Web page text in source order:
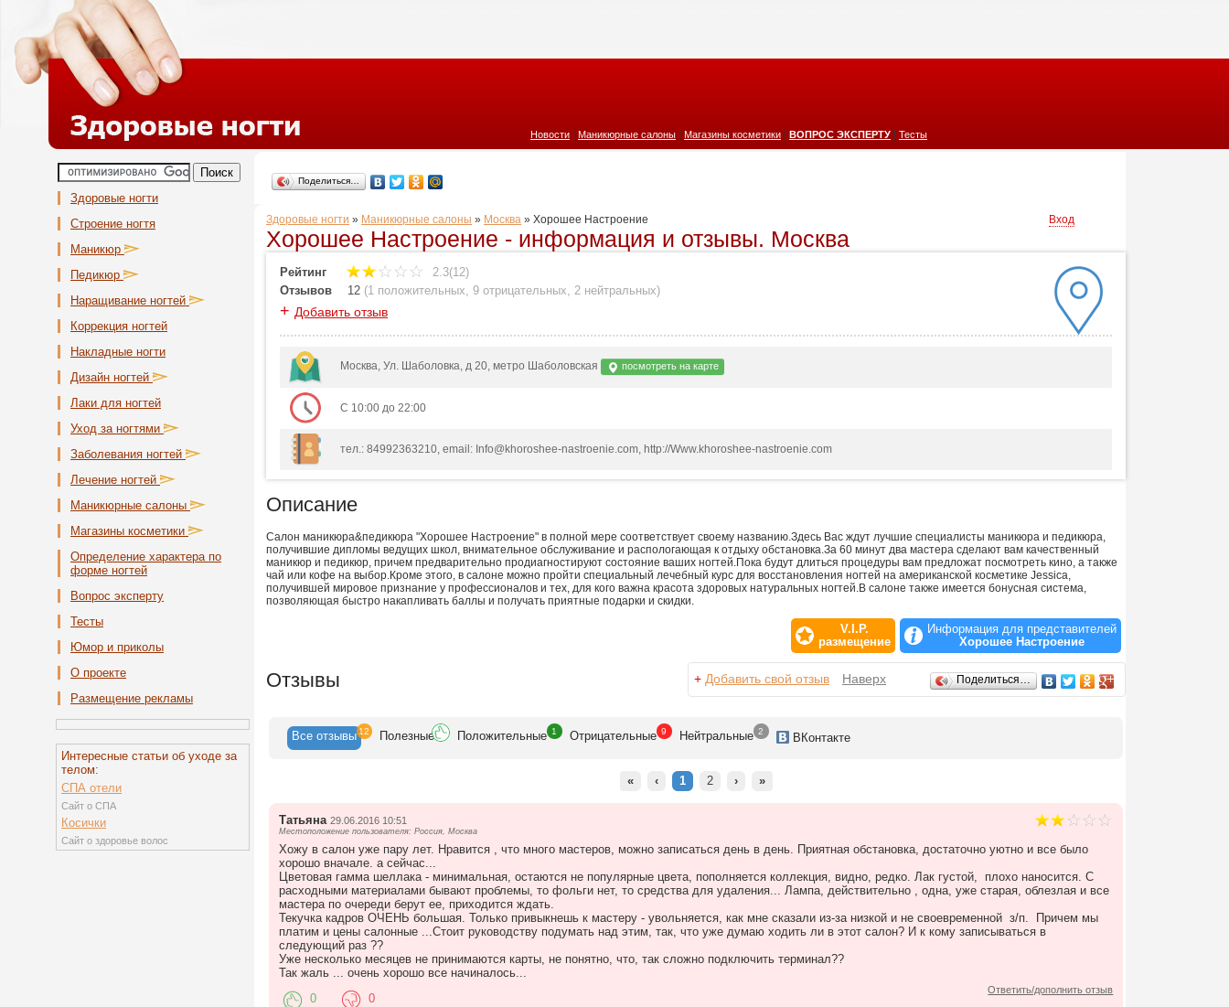
Новости Маникюрные салоны Магазины косметики ВОПРОС ЭКСПЕРТУ Тесты
Здоровые ногти
Строение ногтя
Маникюр
Педикюр
Наращивание ногтей
Коррекция ногтей
Накладные ногти
Дизайн ногтей
Лаки для ногтей
Уход за ногтями
Заболевания ногтей
Лечение ногтей
Маникюрные салоны
Магазины косметики
Определение характера по
форме ногтей
Вопрос эксперту
Тесты
Юмор и приколы
О проекте
Размещение рекламы
Интересные статьи об уходе за
телом:
СПА отели
Сайт о СПА
Косички
Сайт о здоровье волос
Поделиться…
Здоровые ногти » Маникюрные салоны » Москва » Хорошее Настроение Вход
Хорошее Настроение - информация и отзывы. Москва
Рейтинг
2.3(12)
Отзывов
12 (1 положительных, 9 отрицательных, 2 нейтральных)
+ Добавить отзыв
Москва, Ул. Шаболовка, д 20, метро Шаболовская посмотреть на карте
С 10:00 до 22:00
тел.: 84992363210, email: Info@khoroshee-nastroenie.com, http://Www.khoroshee-nastroenie.com
Описание
Салон маникюра&педикюра "Хорошее Настроение" в полной мере соответствует своему названию.Здесь Вас ждут лучшие специалисты маникюра и педикюра,
получившие дипломы ведущих школ, внимательное обслуживание и распологающая к отдыху обстановка.За 60 минут два мастера сделают вам качественный
маникюр и педикюр, причем предварительно продиагностируют состояние ваших ногтей.Пока будут длиться процедуры вам предложат посмотреть кино, а также
чай или кофе на выбор.Кроме этого, в салоне можно пройти специальный лечебный курс для восстановления ногтей на американской косметике Jessica,
получившей мировое признание у профессионалов и тех, для кого важна красота здоровых натуральных ногтей.В салоне также имеется бонусная система,
позволяющая быстро накапливать баллы и получать приятные подарки и скидки.
V.I.P.
размещение
Информация для представителей
Хорошее Настроение
Отзывы + Добавить свой отзыв Наверх Поделиться…
Все отзывы 12 Полезные Положительные 1 Отрицательные 9 Нейтральные 2 ВКонтакте
« ‹ 1 2 › »
Татьяна 29.06.2016 10:51
Местоположение пользователя: Россия, Москва
Хожу в салон уже пару лет. Нравится , что много мастеров, можно записаться день в день. Приятная обстановка, достаточно уютно и все было
хорошо вначале. а сейчас...
Цветовая гамма шеллака - минимальная, остаются не популярные цвета, пополняется коллекция, видно, редко. Лак густой, плохо наносится. С
расходными материалами бывают проблемы, то фольги нет, то средства для удаления... Лампа, действительно , одна, уже старая, облезлая и все
мастера по очереди берут ее, приходится ждать.
Текучка кадров ОЧЕНЬ большая. Только привыкнешь к мастеру - увольняется, как мне сказали из-за низкой и не своевременной з/п. Причем мы
платим и цены салонные ...Стоит руководству подумать над этим, так, что уже думаю ходить ли в этот салон? И к кому записываться в
следующий раз ??
Уже несколько месяцев не принимаются карты, не понятно, что, так сложно подключить терминал??
Так жаль ... очень хорошо все начиналось...
Ответить/дополнить отзыв
0 0